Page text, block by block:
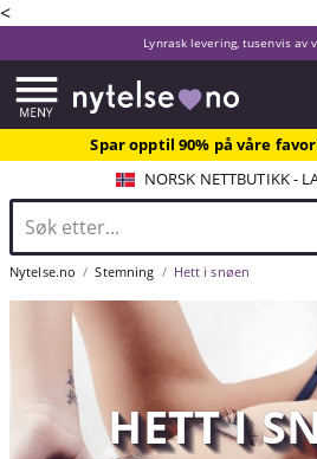
<
Lynrask levering, tusenvis av
Spar opptil 90% på våre
NORSK NETTBUTIKK -
Nytelse.no Stemning Hett i snøen
HETT I